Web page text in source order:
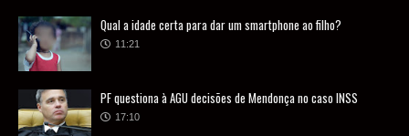
Qual a idade certa para dar um smartphone ao filho?
11:21
PF questiona à AGU decisões de Mendonça no caso INSS
17:10